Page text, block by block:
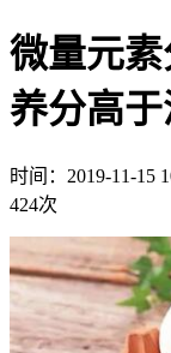
微量元
养分高于
时间：2019-11-15
424次